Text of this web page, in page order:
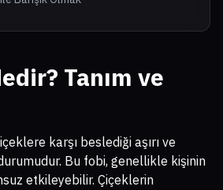
Tanım ve
karşı beslediği aşırı ve
Bu fobi, genellikle kişinin
etkileyebilir. Çiçeklerin